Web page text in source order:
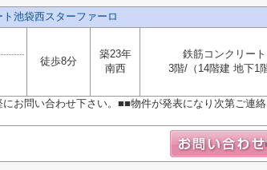
池袋西スターファーロ
徒歩8分
築23年
南西
鉄筋コンクリート
3階/（14階建 地下1階
お問い合わせ下さい。■■物件が発表になり次第ご連